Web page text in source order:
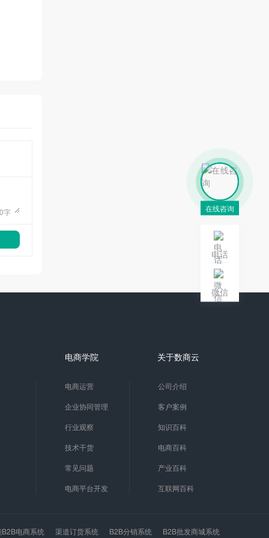
字
电商学院
电商运营
企业协同管理
行业观察
技术干货
常见问题
电商平台开发
关于数商云
公司介绍
客户案例
知识百科
电商百科
产业百科
互联网百科
B2B电商系统 渠道订货系统 B2B分销系统 B2B批发商城系统
在线咨询
电话
微信